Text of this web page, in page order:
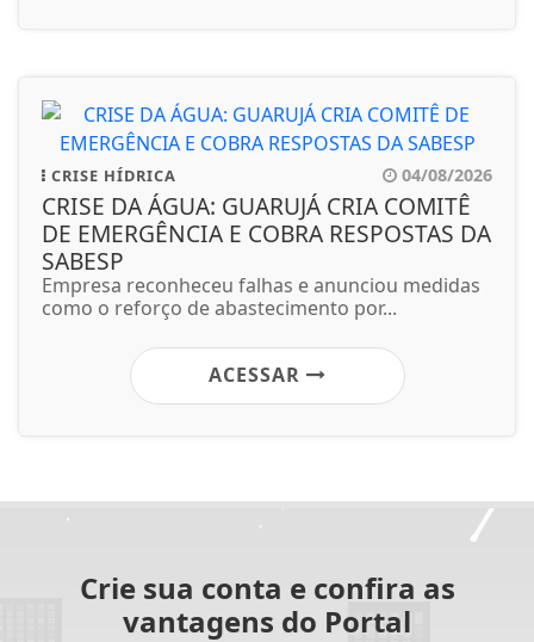
CRISE HÍDRICA 04/08/2026
CRISE DA ÁGUA: GUARUJÁ CRIA COMITÊ
DE EMERGÊNCIA E COBRA RESPOSTAS DA
SABESP
Empresa reconheceu falhas e anunciou medidas
como o reforço de abastecimento por...
ACESSAR
Crie sua conta e confira as
vantagens do Portal